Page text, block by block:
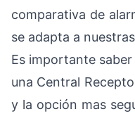
comparativa de
se adapta a
Es importante
una Central
y la opción mas